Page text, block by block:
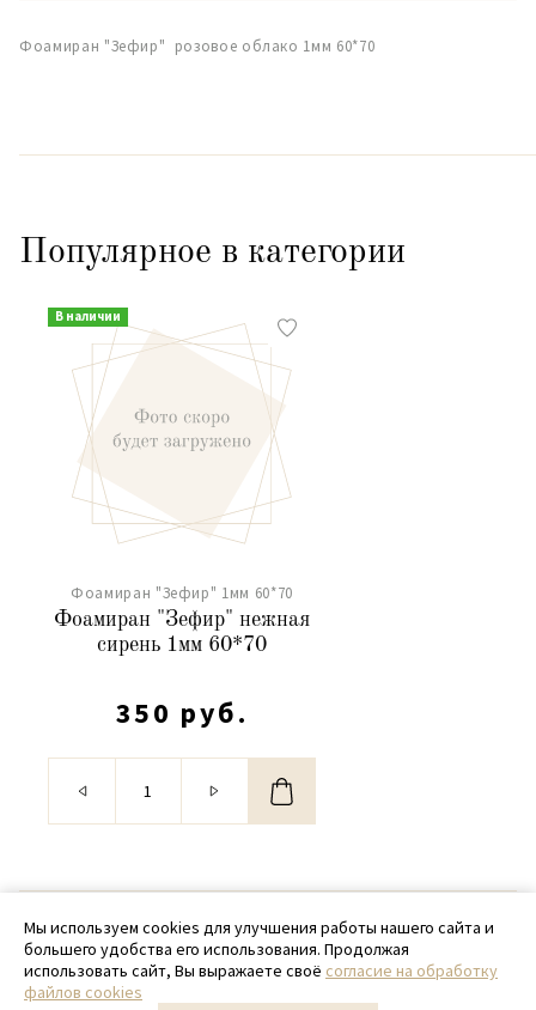
Фоамиран "Зефир" розовое облако 1мм 60*70
Популярное в категории
В наличии
Фоамиран "Зефир" 1мм 60*70
Фоамиран "Зефир" нежная
сирень 1мм 60*70
350 руб.
© 2020 - 2026 SamPack
+ 7 (918) 699-97-87
zakaz@sampack.store
Мы используем cookies для улучшения работы нашего сайта и
большего удобства его использования. Продолжая
использовать сайт, Вы выражаете своё согласие на обработку
файлов cookies